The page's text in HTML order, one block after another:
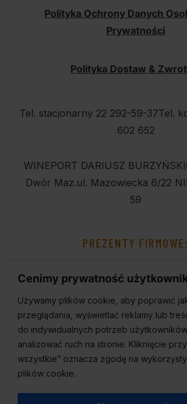
Cenimy prywatność
Używamy plików cookie, aby poprawić
przeglądania, wyświetlać reklamy lub
do indywidualnych potrzeb
analizować ruch na stronie. Kliknięcie
wszystkie” oznacza zgodę na
plików cookie.
Polityka Ochrony Danych
Prywatności
Polityka Dostaw &
Tel. stacjonarny 22 292-59-37Tel.
602 652
WINEPORT DARIUSZ BURZYŃSKI
Dwór Maz.ul. Mazowiecka 6/22
59
PREZENTY FIRMOWE: